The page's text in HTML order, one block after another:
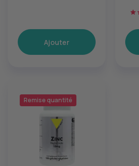
Ajouter
Remise quantité